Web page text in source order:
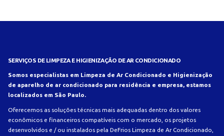
SERVIÇOS DE LIMPEZA E HIGIENIZAÇÃO DE AR CONDICIONADO
Somos especialistas em Limpeza de Ar Condicionado e Higienização
de aparelho de ar condicionado para residência e empresa, estamos
localizados em São Paulo.
Oferecemos as soluções técnicas mais adequadas dentro dos valores
econômicos e financeiros compatíveis com o mercado, os projetos
desenvolvidos e / ou instalados pela DeFrios Limpeza de Ar Condicionado,